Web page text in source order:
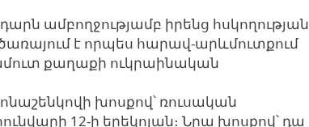
ամբողջությամբ իրենց հսկողության
է որպես հարավ-արևմուտքում
քաղաքի ուկրաինական
խոսքով՝ ռուսական
12-ի երեկոյան։ Նրա խոսքով՝ դա